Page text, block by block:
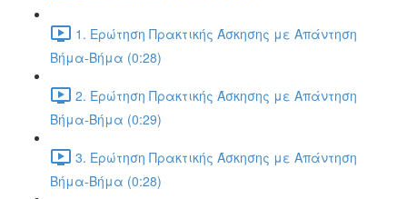
1. Ερώτηση Πρακτικής Άσκησης με Απάντηση
Βήμα-Βήμα (0:28)
2. Ερώτηση Πρακτικής Άσκησης με Απάντηση
Βήμα-Βήμα (0:29)
3. Ερώτηση Πρακτικής Άσκησης με Απάντηση
Βήμα-Βήμα (0:28)